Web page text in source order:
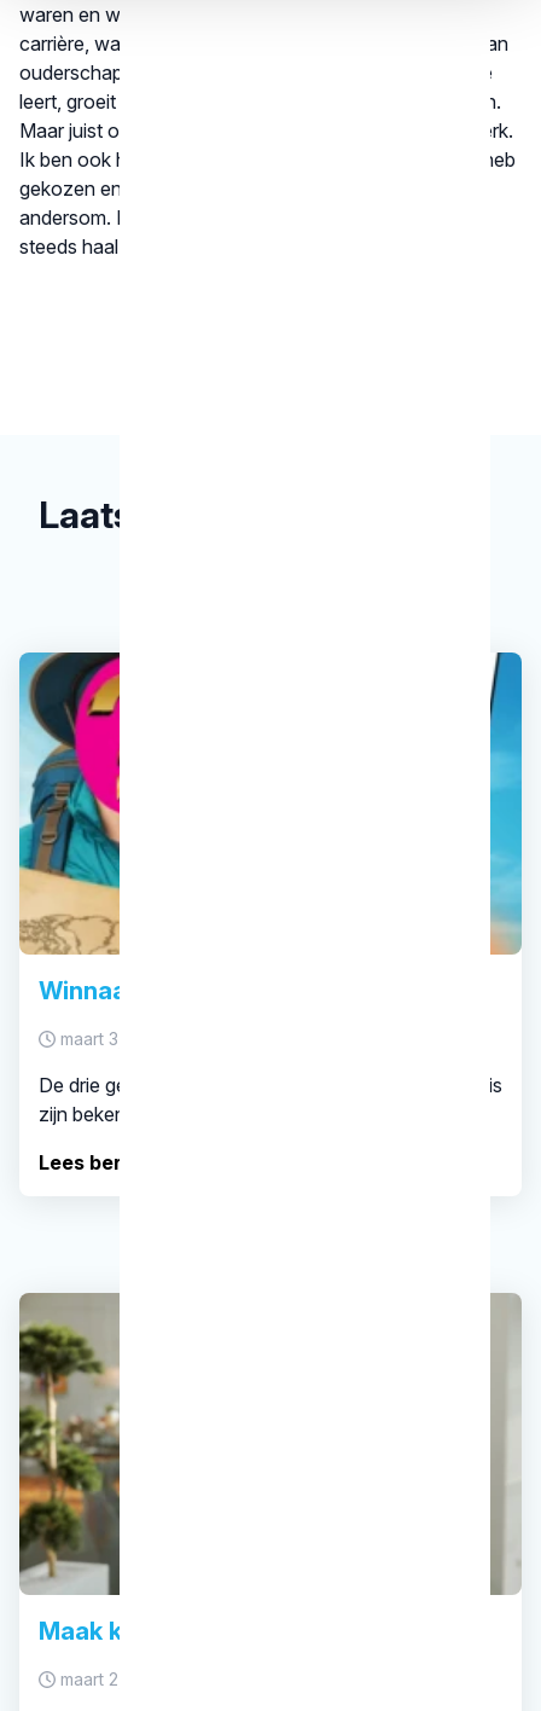
waren en we tegelijkertijd volop bezig waren met onze
carrière, was het een intensieve tijd. Het combineren van
ouderschap en een eigen praktijk vraagt veel van je. Je
leert, groeit en probeert alle ballen in de lucht te houden.
Maar juist omdat we het samen deden, stonden we sterk.
Ik ben ook heel blij dat ik destijds voor tandheelkunde heb
gekozen en muziek als hobby heb gehouden, en niet
andersom. Die keuze heeft goed uitgepakt, want nog
steeds haal ik elke dag veel plezier uit mijn werk."
Laatste nieuws
Winnaars KRT studentenreis
maart 3, 2026
De drie gelukkige winnaars van de KRT-studentenreis
zijn bekend!
Lees bericht..
Maak kennis met Maarten Wieberdink
maart 2, 2026